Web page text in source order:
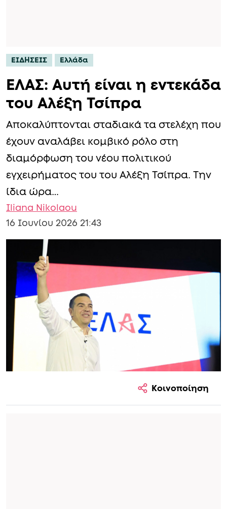
ΕΙΔΗΣΕΙΣ Ελλάδα
ΕΛΑΣ: Αυτή είναι η εντεκάδα
του Αλέξη Τσίπρα
Αποκαλύπτονται σταδιακά τα στελέχη που
έχουν αναλάβει κομβικό ρόλο στη
διαμόρφωση του νέου πολιτικού
εγχειρήματος του του Αλέξη Τσίπρα. Την
ίδια ώρα…
Iliana Nikolaou
16 Ιουνίου 2026 21:43
Κοινοποίηση